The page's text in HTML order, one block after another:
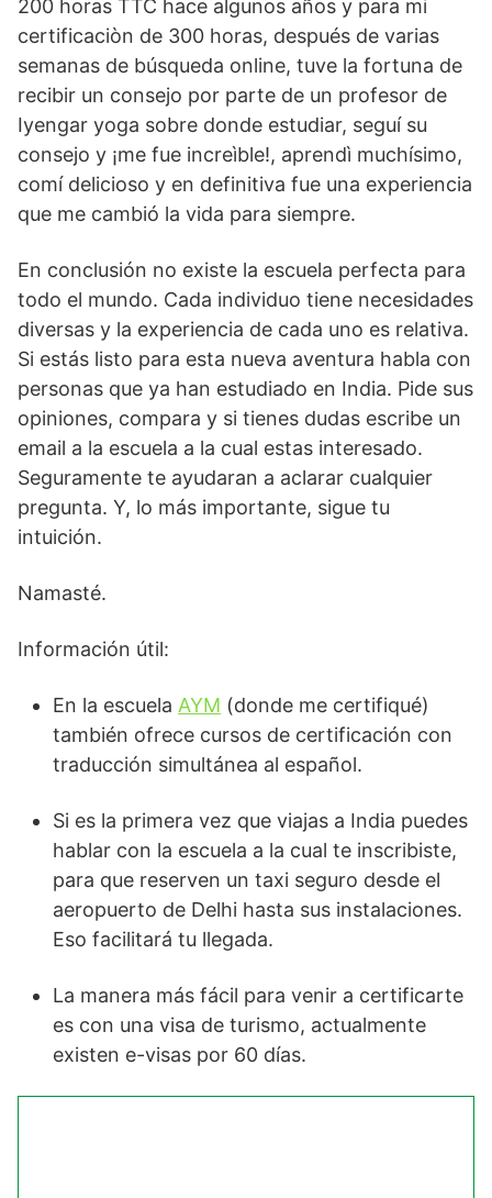
200 horas TTC hace algunos años y para mi
certificaciòn de 300 horas, después de varias
semanas de búsqueda online, tuve la fortuna de
recibir un consejo por parte de un profesor de
Iyengar yoga sobre donde estudiar, seguí su
consejo y ¡me fue increìble!, aprendì muchísimo,
comí delicioso y en definitiva fue una experiencia
que me cambió la vida para siempre.
En conclusión no existe la escuela perfecta para
todo el mundo. Cada individuo tiene necesidades
diversas y la experiencia de cada uno es relativa.
Si estás listo para esta nueva aventura habla con
personas que ya han estudiado en India. Pide sus
opiniones, compara y si tienes dudas escribe un
email a la escuela a la cual estas interesado.
Seguramente te ayudaran a aclarar cualquier
pregunta. Y, lo más importante, sigue tu
intuición.
Namasté.
Información útil:
En la escuela AYM (donde me certifiqué)
también ofrece cursos de certificación con
traducción simultánea al español.
Si es la primera vez que viajas a India puedes
hablar con la escuela a la cual te inscribiste,
para que reserven un taxi seguro desde el
aeropuerto de Delhi hasta sus instalaciones.
Eso facilitará tu llegada.
La manera más fácil para venir a certificarte
es con una visa de turismo, actualmente
existen e-visas por 60 días.